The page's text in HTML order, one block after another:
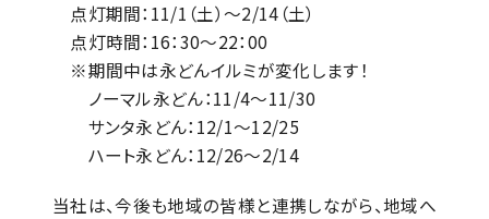
点灯期間：11/1（土）～2/14（土）
点灯時間：16：30～22：00
※期間中は永どんイルミが変化します！
ノーマル永どん：11/4～11/30
サンタ永どん：12/1～12/25
ハート永どん：12/26～2/14
当社は、今後も地域の皆様と連携しながら、地域へ